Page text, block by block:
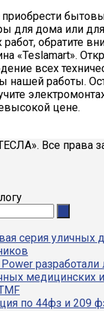
для дома или для
обратите
«Teslamart».
всех
нашей работы.
цене.
Все права
серия уличных
Power разработали
медицинских
по 44фз и 209